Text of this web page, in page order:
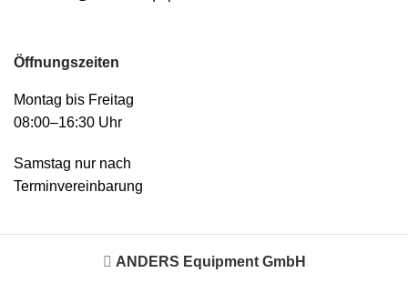
Öffnungszeiten
Montag bis Freitag
08:00–16:30 Uhr
Samstag nur nach
Terminvereinbarung
ANDERS Equipment GmbH